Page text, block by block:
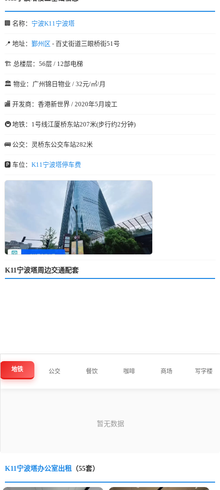
🏢 名称： 宁波K11宁波塔
📍 地址： 鄞州区 - 百丈街道三眼桥街51号
🏗️ 总楼层：56层 / 12部电梯
🏛️ 物业：广州锦日物业 / 32元/㎡/月
🏬 开发商：香港新世界 / 2020年5月竣工
🚇 地铁：1号线江厦桥东站207米(步行约2分钟)
🚌 公交：灵桥东公交车站282米
🅿️ 车位： K11宁波塔停车费
K11宁波塔周边交通配套
地铁 公交 餐饮 咖啡 商场 写字楼
K11宁波塔办公室出租 （55套）